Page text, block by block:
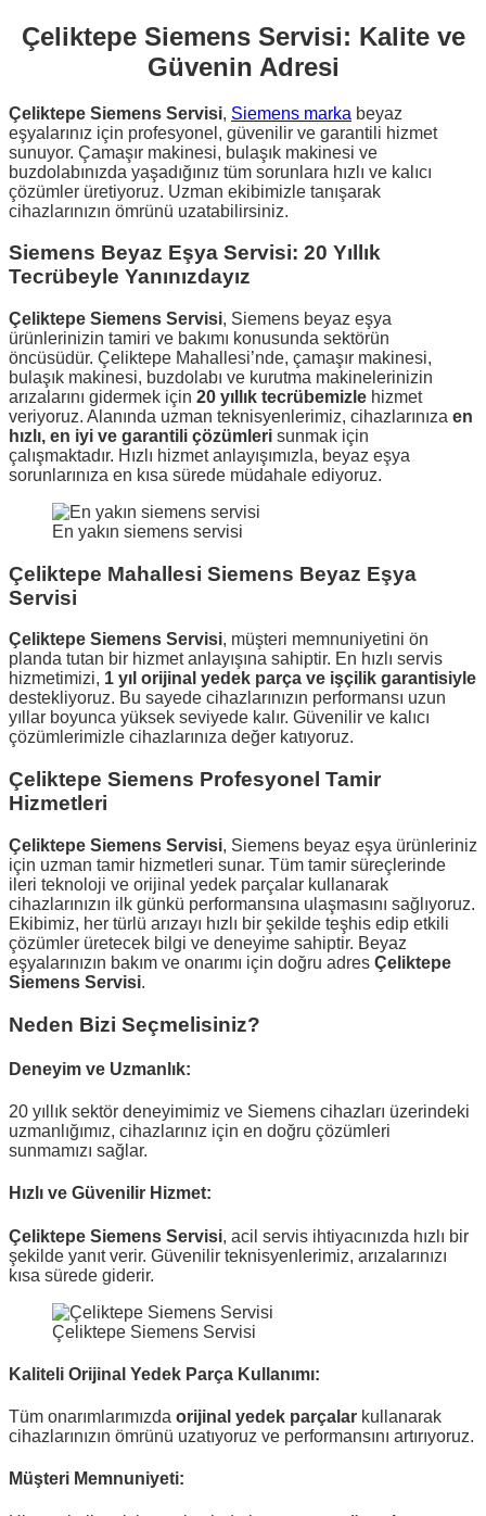
Çeliktepe Siemens Servisi: Kalite ve
Güvenin Adresi
Çeliktepe Siemens Servisi, Siemens marka beyaz
eşyalarınız için profesyonel, güvenilir ve garantili hizmet
sunuyor. Çamaşır makinesi, bulaşık makinesi ve
buzdolabınızda yaşadığınız tüm sorunlara hızlı ve kalıcı
çözümler üretiyoruz. Uzman ekibimizle tanışarak
cihazlarınızın ömrünü uzatabilirsiniz.
Siemens Beyaz Eşya Servisi: 20 Yıllık
Tecrübeyle Yanınızdayız
Çeliktepe Siemens Servisi, Siemens beyaz eşya
ürünlerinizin tamiri ve bakımı konusunda sektörün
öncüsüdür. Çeliktepe Mahallesi’nde, çamaşır makinesi,
bulaşık makinesi, buzdolabı ve kurutma makinelerinizin
arızalarını gidermek için 20 yıllık tecrübemizle hizmet
veriyoruz. Alanında uzman teknisyenlerimiz, cihazlarınıza en
hızlı, en iyi ve garantili çözümleri sunmak için
çalışmaktadır. Hızlı hizmet anlayışımızla, beyaz eşya
sorunlarınıza en kısa sürede müdahale ediyoruz.
En yakın siemens servisi
Çeliktepe Mahallesi Siemens Beyaz Eşya
Servisi
Çeliktepe Siemens Servisi, müşteri memnuniyetini ön
planda tutan bir hizmet anlayışına sahiptir. En hızlı servis
hizmetimizi, 1 yıl orijinal yedek parça ve işçilik garantisiyle
destekliyoruz. Bu sayede cihazlarınızın performansı uzun
yıllar boyunca yüksek seviyede kalır. Güvenilir ve kalıcı
çözümlerimizle cihazlarınıza değer katıyoruz.
Çeliktepe Siemens Profesyonel Tamir
Hizmetleri
Çeliktepe Siemens Servisi, Siemens beyaz eşya ürünleriniz
için uzman tamir hizmetleri sunar. Tüm tamir süreçlerinde
ileri teknoloji ve orijinal yedek parçalar kullanarak
cihazlarınızın ilk günkü performansına ulaşmasını sağlıyoruz.
Ekibimiz, her türlü arızayı hızlı bir şekilde teşhis edip etkili
çözümler üretecek bilgi ve deneyime sahiptir. Beyaz
eşyalarınızın bakım ve onarımı için doğru adres Çeliktepe
Siemens Servisi.
Neden Bizi Seçmelisiniz?
Deneyim ve Uzmanlık:
20 yıllık sektör deneyimimiz ve Siemens cihazları üzerindeki
uzmanlığımız, cihazlarınız için en doğru çözümleri
sunmamızı sağlar.
Hızlı ve Güvenilir Hizmet:
Çeliktepe Siemens Servisi, acil servis ihtiyacınızda hızlı bir
şekilde yanıt verir. Güvenilir teknisyenlerimiz, arızalarınızı
kısa sürede giderir.
Çeliktepe Siemens Servisi
Kaliteli Orijinal Yedek Parça Kullanımı:
Tüm onarımlarımızda orijinal yedek parçalar kullanarak
cihazlarınızın ömrünü uzatıyoruz ve performansını artırıyoruz.
Müşteri Memnuniyeti: